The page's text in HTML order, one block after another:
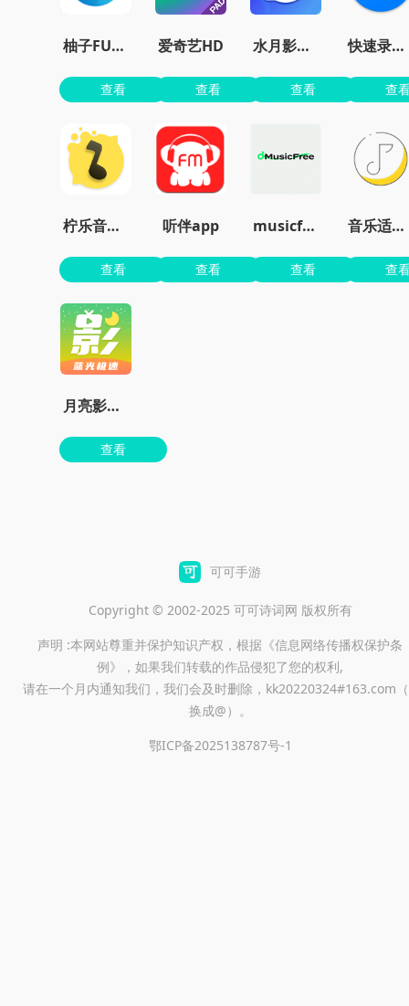
柚子FUN官网最新版本
查看
爱奇艺HD
查看
水月影评软件
查看
快速录像机
查
柠乐音乐最新版本
查看
听伴app
查看
musicfree官网最新版
查看
音乐适配app免费版
查
月亮影视剧大全下载老版本
查看
可可手游
Copyright © 2002-2025 可可诗词网 版权所有
声明 :本网站尊重并保护知识产权，根据《信息网络传播权保护条
例》，如果我们转载的作品侵犯了您的权利,
请在一个月内通知我们，我们会及时删除，kk20220324#163.com
换成@）。
鄂ICP备2025138787号-1